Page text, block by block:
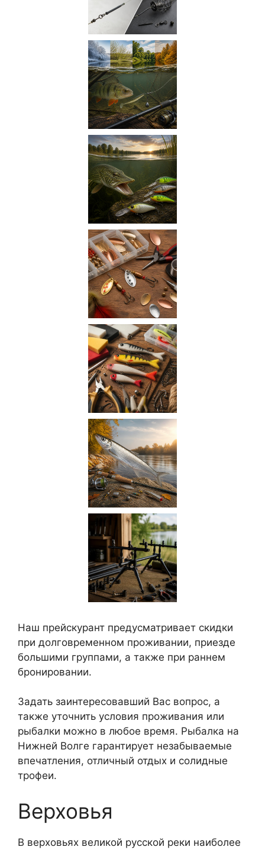
Наш прейскурант предусматривает скидки
при долговременном проживании, приезде
большими группами, а также при раннем
бронировании.
Задать заинтересовавший Вас вопрос, а
также уточнить условия проживания или
рыбалки можно в любое время. Рыбалка на
Нижней Волге гарантирует незабываемые
впечатления, отличный отдых и солидные
трофеи.
Верховья
В верховьях великой русской реки наиболее